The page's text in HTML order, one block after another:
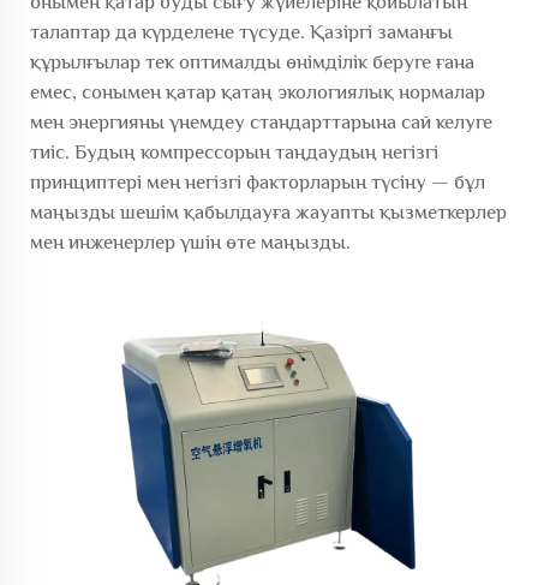
талаптар да күрделене түсуде. Қазіргі заманғы
құрылғылар тек оптималды өнімділік беруге ғана
емес, сонымен қатар қатаң экологиялық нормалар
мен энергияны үнемдеу стандарттарына сай келуге
тиіс. Будың компрессорын таңдаудың негізгі
принциптері мен негізгі факторларын түсіну — бұл
маңызды шешім қабылдауға жауапты қызметкерлер
мен инженерлер үшін өте маңызды.